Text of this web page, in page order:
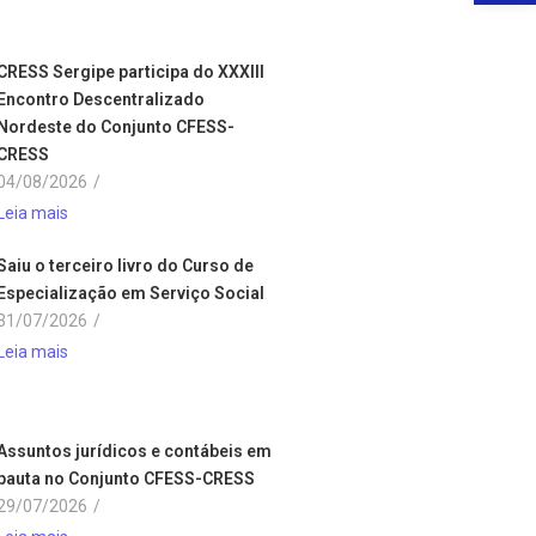
Sergipe participa do XXXIII
Descentralizado
do Conjunto CFESS-
08/2026 /
mais
o terceiro livro do Curso de
em Serviço Social
07/2026 /
mais
jurídicos e contábeis em
no Conjunto CFESS-CRESS
07/2026 /